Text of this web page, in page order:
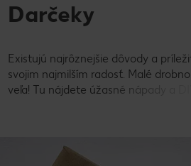
Darčeky
Existujú najrôznejšie dôvody a
svojim najmilším radosť. Malé
veľa! Tu nájdete úžasné nápady a